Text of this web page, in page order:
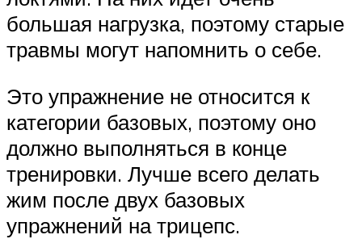
большая нагрузка, поэтому старые
травмы могут напомнить о себе.
Это упражнение не относится к
категории базовых, поэтому оно
должно выполняться в конце
тренировки. Лучше всего делать
жим после двух базовых
упражнений на трицепс.